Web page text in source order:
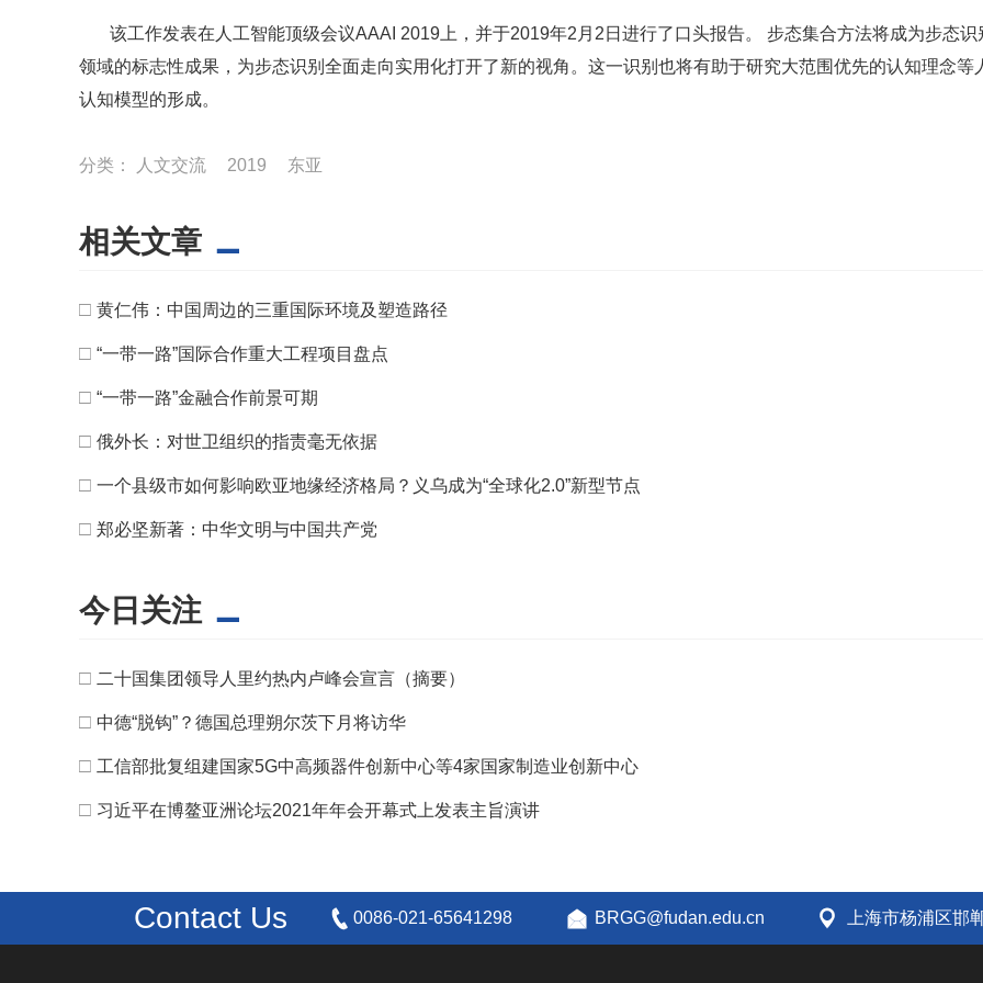
该工作发表在人工智能顶级会议AAAI 2019上，并于2019年2月2日进行了口头报告。 步态集合方法将成为步态识
领域的标志性成果，为步态识别全面走向实用化打开了新的视角。这一识别也将有助于研究大范围优先的认知理念等
认知模型的形成。
分类： 人文交流 2019 东亚
相关文章
□ 黄仁伟：中国周边的三重国际环境及塑造路径
□ “一带一路”国际合作重大工程项目盘点
□ “一带一路”金融合作前景可期
□ 俄外长：对世卫组织的指责毫无依据
□ 一个县级市如何影响欧亚地缘经济格局？义乌成为“全球化2.0”新型节点
□ 郑必坚新著：中华文明与中国共产党
今日关注
□ 二十国集团领导人里约热内卢峰会宣言（摘要）
□ 中德“脱钩”？德国总理朔尔茨下月将访华
□ 工信部批复组建国家5G中高频器件创新中心等4家国家制造业创新中心
□ 习近平在博鳌亚洲论坛2021年年会开幕式上发表主旨演讲
Contact Us 0086-021-65641298 BRGG@fudan.edu.cn 上海市杨浦区邯